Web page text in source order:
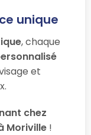
unique
, chaque
et
chez
Moriville !